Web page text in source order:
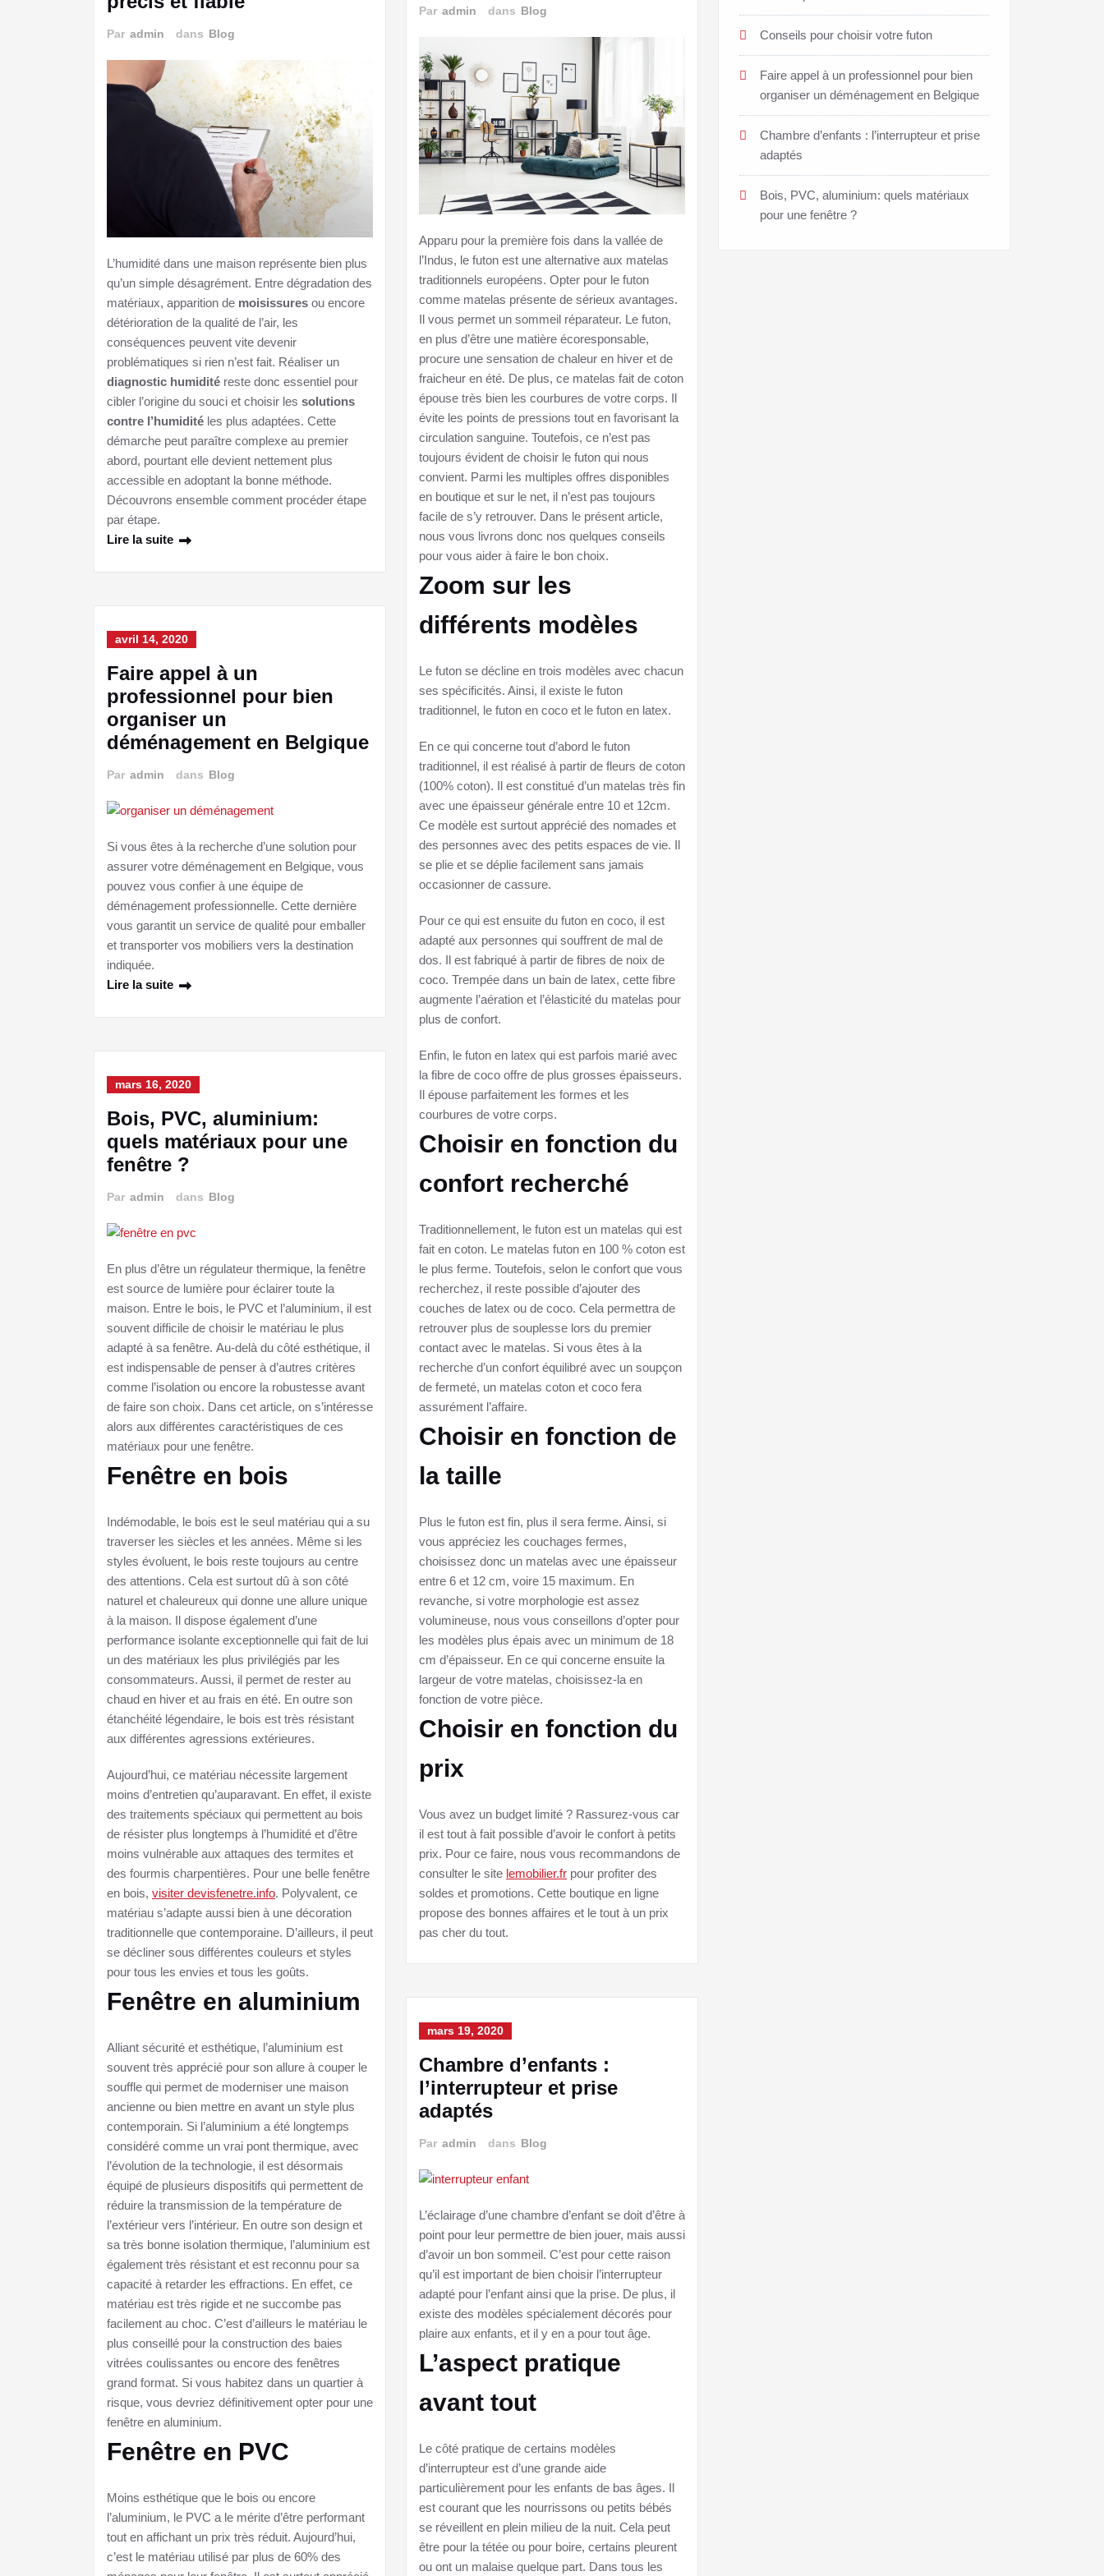
Par admin dans Blog
L’humidité dans une maison représente bien plus
qu’un simple désagrément. Entre dégradation des
matériaux, apparition de moisissures ou encore
détérioration de la qualité de l’air, les
conséquences peuvent vite devenir
problématiques si rien n’est fait. Réaliser un
diagnostic humidité reste donc essentiel pour
cibler l’origine du souci et choisir les solutions
contre l’humidité les plus adaptées. Cette
démarche peut paraître complexe au premier
abord, pourtant elle devient nettement plus
accessible en adoptant la bonne méthode.
Découvrons ensemble comment procéder étape
par étape.
Lire la suite
avril 14, 2020
Faire appel à un
professionnel pour bien
organiser un
déménagement en Belgique
Par admin dans Blog
Si vous êtes à la recherche d’une solution pour
assurer votre déménagement en Belgique, vous
pouvez vous confier à une équipe de
déménagement professionnelle. Cette dernière
vous garantit un service de qualité pour emballer
et transporter vos mobiliers vers la destination
indiquée.
Lire la suite
mars 16, 2020
Bois, PVC, aluminium:
quels matériaux pour une
fenêtre ?
Par admin dans Blog
En plus d’être un régulateur thermique, la fenêtre
est source de lumière pour éclairer toute la
maison. Entre le bois, le PVC et l’aluminium, il est
souvent difficile de choisir le matériau le plus
adapté à sa fenêtre. Au-delà du côté esthétique, il
est indispensable de penser à d’autres critères
comme l’isolation ou encore la robustesse avant
de faire son choix. Dans cet article, on s’intéresse
alors aux différentes caractéristiques de ces
matériaux pour une fenêtre.
Fenêtre en bois
Indémodable, le bois est le seul matériau qui a su
traverser les siècles et les années. Même si les
styles évoluent, le bois reste toujours au centre
des attentions. Cela est surtout dû à son côté
naturel et chaleureux qui donne une allure unique
à la maison. Il dispose également d’une
performance isolante exceptionnelle qui fait de lui
un des matériaux les plus privilégiés par les
consommateurs. Aussi, il permet de rester au
chaud en hiver et au frais en été. En outre son
étanchéité légendaire, le bois est très résistant
aux différentes agressions extérieures.
Aujourd’hui, ce matériau nécessite largement
moins d’entretien qu’auparavant. En effet, il existe
des traitements spéciaux qui permettent au bois
de résister plus longtemps à l’humidité et d’être
moins vulnérable aux attaques des termites et
des fourmis charpentières. Pour une belle fenêtre
en bois, visiter devisfenetre.info. Polyvalent, ce
matériau s’adapte aussi bien à une décoration
traditionnelle que contemporaine. D’ailleurs, il peut
se décliner sous différentes couleurs et styles
pour tous les envies et tous les goûts.
Fenêtre en aluminium
Alliant sécurité et esthétique, l’aluminium est
souvent très apprécié pour son allure à couper le
souffle qui permet de moderniser une maison
ancienne ou bien mettre en avant un style plus
contemporain. Si l’aluminium a été longtemps
considéré comme un vrai pont thermique, avec
l’évolution de la technologie, il est désormais
équipé de plusieurs dispositifs qui permettent de
réduire la transmission de la température de
l’extérieur vers l’intérieur. En outre son design et
sa très bonne isolation thermique, l’aluminium est
également très résistant et est reconnu pour sa
capacité à retarder les effractions. En effet, ce
matériau est très rigide et ne succombe pas
facilement au choc. C’est d’ailleurs le matériau le
plus conseillé pour la construction des baies
vitrées coulissantes ou encore des fenêtres
grand format. Si vous habitez dans un quartier à
risque, vous devriez définitivement opter pour une
fenêtre en aluminium.
Fenêtre en PVC
Moins esthétique que le bois ou encore
l’aluminium, le PVC a le mérite d’être performant
tout en affichant un prix très réduit. Aujourd’hui,
c’est le matériau utilisé par plus de 60% des
Par admin dans Blog
Apparu pour la première fois dans la vallée de
l’Indus, le futon est une alternative aux matelas
traditionnels européens. Opter pour le futon
comme matelas présente de sérieux avantages.
Il vous permet un sommeil réparateur. Le futon,
en plus d’être une matière écoresponsable,
procure une sensation de chaleur en hiver et de
fraicheur en été. De plus, ce matelas fait de coton
épouse très bien les courbures de votre corps. Il
évite les points de pressions tout en favorisant la
circulation sanguine. Toutefois, ce n’est pas
toujours évident de choisir le futon qui nous
convient. Parmi les multiples offres disponibles
en boutique et sur le net, il n’est pas toujours
facile de s’y retrouver. Dans le présent article,
nous vous livrons donc nos quelques conseils
pour vous aider à faire le bon choix.
Zoom sur les
différents modèles
Le futon se décline en trois modèles avec chacun
ses spécificités. Ainsi, il existe le futon
traditionnel, le futon en coco et le futon en latex.
En ce qui concerne tout d’abord le futon
traditionnel, il est réalisé à partir de fleurs de coton
(100% coton). Il est constitué d’un matelas très fin
avec une épaisseur générale entre 10 et 12cm.
Ce modèle est surtout apprécié des nomades et
des personnes avec des petits espaces de vie. Il
se plie et se déplie facilement sans jamais
occasionner de cassure.
Pour ce qui est ensuite du futon en coco, il est
adapté aux personnes qui souffrent de mal de
dos. Il est fabriqué à partir de fibres de noix de
coco. Trempée dans un bain de latex, cette fibre
augmente l’aération et l’élasticité du matelas pour
plus de confort.
Enfin, le futon en latex qui est parfois marié avec
la fibre de coco offre de plus grosses épaisseurs.
Il épouse parfaitement les formes et les
courbures de votre corps.
Choisir en fonction du
confort recherché
Traditionnellement, le futon est un matelas qui est
fait en coton. Le matelas futon en 100 % coton est
le plus ferme. Toutefois, selon le confort que vous
recherchez, il reste possible d’ajouter des
couches de latex ou de coco. Cela permettra de
retrouver plus de souplesse lors du premier
contact avec le matelas. Si vous êtes à la
recherche d’un confort équilibré avec un soupçon
de fermeté, un matelas coton et coco fera
assurément l’affaire.
Choisir en fonction de
la taille
Plus le futon est fin, plus il sera ferme. Ainsi, si
vous appréciez les couchages fermes,
choisissez donc un matelas avec une épaisseur
entre 6 et 12 cm, voire 15 maximum. En
revanche, si votre morphologie est assez
volumineuse, nous vous conseillons d’opter pour
les modèles plus épais avec un minimum de 18
cm d’épaisseur. En ce qui concerne ensuite la
largeur de votre matelas, choisissez-la en
fonction de votre pièce.
Choisir en fonction du
prix
Vous avez un budget limité ? Rassurez-vous car
il est tout à fait possible d’avoir le confort à petits
prix. Pour ce faire, nous vous recommandons de
consulter le site lemobilier.fr pour profiter des
soldes et promotions. Cette boutique en ligne
propose des bonnes affaires et le tout à un prix
pas cher du tout.
mars 19, 2020
Chambre d’enfants :
l’interrupteur et prise
adaptés
Par admin dans Blog
L’éclairage d’une chambre d’enfant se doit d’être à
point pour leur permettre de bien jouer, mais aussi
d’avoir un bon sommeil. C’est pour cette raison
qu’il est important de bien choisir l’interrupteur
adapté pour l’enfant ainsi que la prise. De plus, il
existe des modèles spécialement décorés pour
plaire aux enfants, et il y en a pour tout âge.
L’aspect pratique
avant tout
Le côté pratique de certains modèles
d’interrupteur est d’une grande aide
particulièrement pour les enfants de bas âges. Il
est courant que les nourrissons ou petits bébés
se réveillent en plein milieu de la nuit. Cela peut
être pour la tétée ou pour boire, certains pleurent
ou ont un malaise quelque part. Dans tous les
Conseils pour choisir votre futon
Faire appel à un professionnel pour bien
organiser un déménagement en Belgique
Chambre d’enfants : l’interrupteur et prise
adaptés
Bois, PVC, aluminium: quels matériaux
pour une fenêtre ?